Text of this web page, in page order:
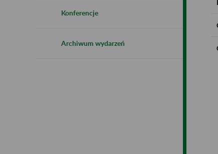
Konferencje
Archiwum wydarzeń